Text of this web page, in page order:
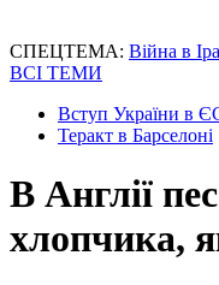
СПЕЦТЕМА: Війна в
ВСІ ТЕМИ
Вступ України в
Теракт в Барселоні
В Англії
хлопчика,